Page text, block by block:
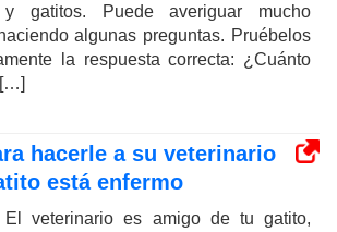
y gatitos. Puede averiguar mucho
algunas preguntas. Pruébelos
la respuesta correcta: ¿Cuánto
hacerle a su veterinario
está enfermo
El veterinario es amigo de tu gatito,